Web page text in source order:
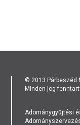
© 2013 Párbeszéd
Minden jog
Adománygyűjtési